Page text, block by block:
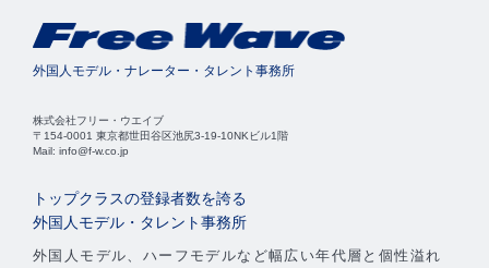
外国人モデル・ナレーター・タレント事務所
株式会社フリー・ウエイブ
〒154-0001 東京都世田谷区池尻3-19-10NKビル1階
Mail: info@f-w.co.jp
トップクラスの登録者数を誇る
外国人モデル・タレント事務所
外国人モデル、ハーフモデルなど幅広い年代層と個性溢れ